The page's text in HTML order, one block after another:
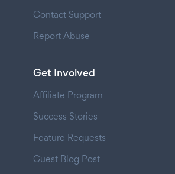
Contact Support
Report Abuse
Get Involved
Affiliate Program
Success Stories
Feature Requests
Guest Blog Post